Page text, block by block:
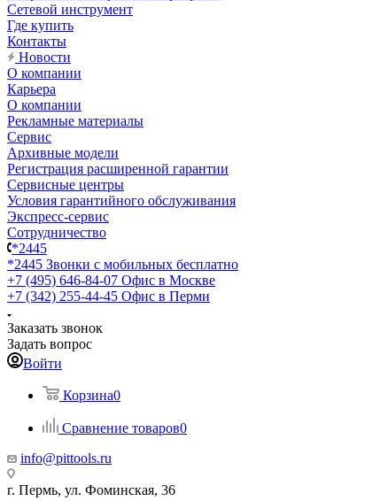
Сетевой инструмент
Где купить
Контакты
Новости
О компании
Карьера
О компании
Рекламные материалы
Сервис
Архивные модели
Регистрация расширенной гарантии
Сервисные центры
Условия гарантийного обслуживания
Экспресс-сервис
Сотрудничество
*2445
*2445 Звонки с мобильных бесплатно
+7 (495) 646-84-07 Офис в Москве
+7 (342) 255-44-45 Офис в Перми
Заказать звонок
Задать вопрос
Войти
Корзина0
Сравнение товаров0
info@pittools.ru
г. Пермь, ул. Фоминская, 36